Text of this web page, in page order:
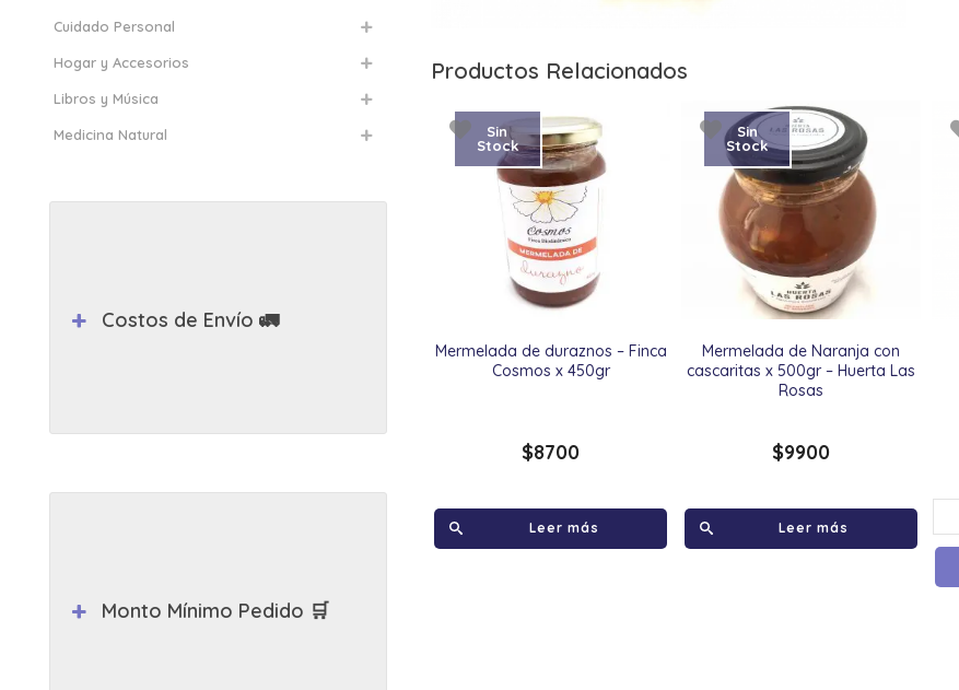
Productos Relacionados
Mermelada de duraznos – Finca
Cosmos x 450gr
Sin
Stock
$8700
Leer más
Mermelada de Naranja con
cascaritas x 500gr – Huerta Las
Rosas
Sin
Stock
$9900
Leer más
Cuidado Personal
Hogar y Accesorios
Libros y Música
Medicina Natural
Costos de Envío 🚛
Monto Mínimo Pedido 🛒